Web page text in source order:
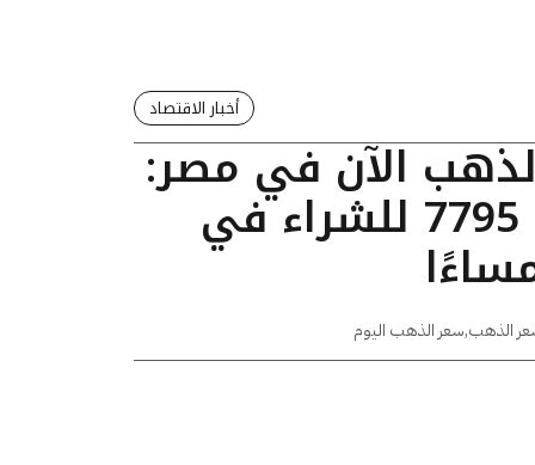
أخبار الاقتصاد
الآن في مصر:
عيار 24 يسجل 7795 للشراء في
الذهب,سعر الذهب اليوم